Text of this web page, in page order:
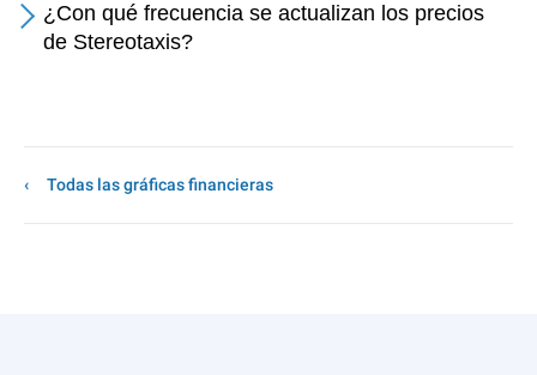
¿Con qué frecuencia se actualizan los precios
de Stereotaxis?
Todas las gráficas financieras